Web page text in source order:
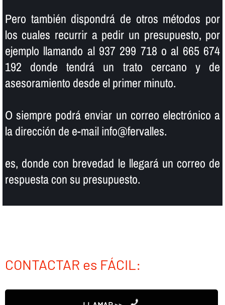
Pero también dispondrá de otros métodos por
los cuales recurrir a pedir un presupuesto, por
ejemplo llamando al 937 299 718 o al 665 674
192 donde tendrá un trato cercano y de
asesoramiento desde el primer minuto.
O siempre podrá enviar un correo electrónico a
la dirección de e-mail info@fervalles.
es, donde con brevedad le llegará un correo de
respuesta con su presupuesto.
CONTACTAR es FÁCIL: